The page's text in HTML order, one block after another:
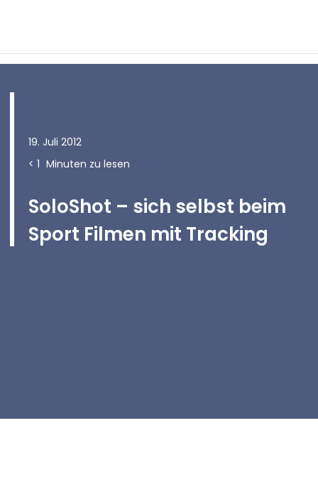
19. Juli 2012
< 1 Minuten zu lesen
SoloShot – sich selbst beim
Sport Filmen mit Tracking